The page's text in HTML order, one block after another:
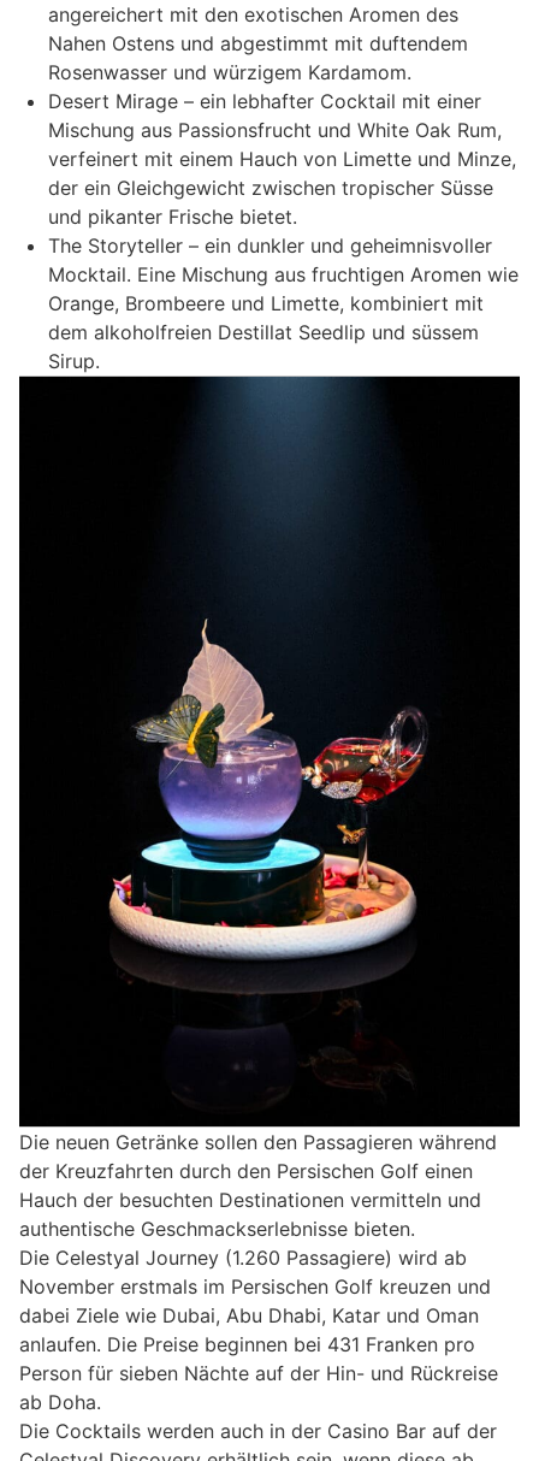
angereichert mit den exotischen Aromen des
Nahen Ostens und abgestimmt mit duftendem
Rosenwasser und würzigem Kardamom.
Desert Mirage – ein lebhafter Cocktail mit einer
Mischung aus Passionsfrucht und White Oak Rum,
verfeinert mit einem Hauch von Limette und Minze,
der ein Gleichgewicht zwischen tropischer Süsse
und pikanter Frische bietet.
The Storyteller – ein dunkler und geheimnisvoller
Mocktail. Eine Mischung aus fruchtigen Aromen wie
Orange, Brombeere und Limette, kombiniert mit
dem alkoholfreien Destillat Seedlip und süssem
Sirup.
Die neuen Getränke sollen den Passagieren während
der Kreuzfahrten durch den Persischen Golf einen
Hauch der besuchten Destinationen vermitteln und
authentische Geschmackserlebnisse bieten.
Die Celestyal Journey (1.260 Passagiere) wird ab
November erstmals im Persischen Golf kreuzen und
dabei Ziele wie Dubai, Abu Dhabi, Katar und Oman
anlaufen. Die Preise beginnen bei 431 Franken pro
Person für sieben Nächte auf der Hin- und Rückreise
ab Doha.
Die Cocktails werden auch in der Casino Bar auf der